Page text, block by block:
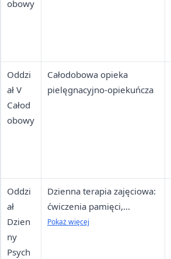
obowy
Oddzi
ał V
Całod
obowy
Całodobowa opieka
pielęgnacyjno-opiekuńcza
Oddzi
ał
Dzien
ny
Psych
Dzienna terapia zajęciowa:
ćwiczenia pamięci,
koncentracji, terapia
Pokaż więcej